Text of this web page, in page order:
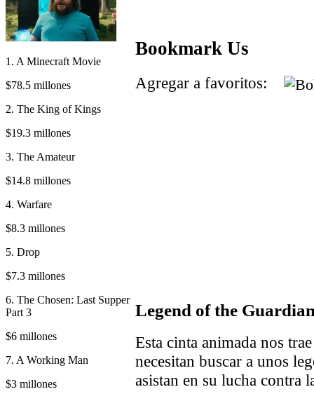
1. A Minecraft Movie
$78.5 millones
2. The King of Kings
$19.3 millones
3. The Amateur
$14.8 millones
4. Warfare
$8.3 millones
5. Drop
$7.3 millones
6. The Chosen: Last Supper
Part 3
$6 millones
7. A Working Man
$3 millones
Bookmark Us
Agregar a favoritos:
Legend of the
Esta cinta animada nos
necesitan buscar a unos
asistan en su lucha contra